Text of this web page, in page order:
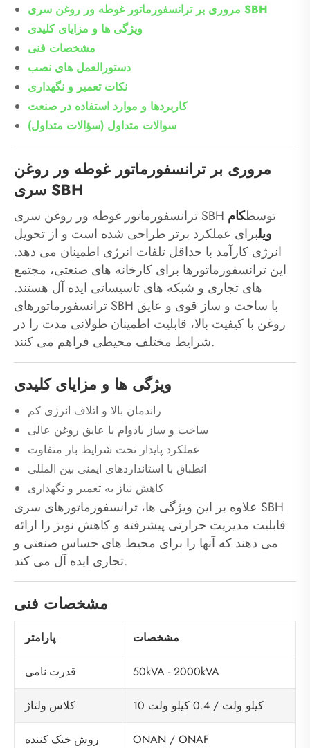
مروری بر ترانسفورماتور غوطه ور روغن سری SBH
ویژگی ها و مزایای کلیدی
مشخصات فنی
دستورالعمل های نصب
نکات تعمیر و نگهداری
کاربردها و موارد استفاده در صنعت
سوالات متداول (سؤالات متداول)
مروری بر ترانسفورماتور غوطه ور روغن
سری SBH
ترانسفورماتور غوطه ور روغن سری SBH توسطکام
ویلبرای عملکرد برتر طراحی شده است و از تحویل
انرژی کارآمد با حداقل تلفات انرژی اطمینان می دهد.
این ترانسفورماتورها برای کارخانه های صنعتی، مجتمع
های تجاری و شبکه های تاسیساتی ایده آل هستند.
ترانسفورماتورهای SBH با ساخت و ساز قوی و عایق
روغن با کیفیت بالا، قابلیت اطمینان طولانی مدت را در
شرایط مختلف محیطی فراهم می کنند.
ویژگی ها و مزایای کلیدی
راندمان بالا و اتلاف انرژی کم
ساخت و ساز بادوام با عایق روغن عالی
عملکرد پایدار تحت شرایط بار متفاوت
انطباق با استانداردهای ایمنی بین المللی
کاهش نیاز به تعمیر و نگهداری
علاوه بر این ویژگی ها، ترانسفورماتورهای سری SBH
قابلیت مدیریت حرارتی پیشرفته و کاهش نویز را ارائه
می دهند که آنها را برای محیط های حساس صنعتی و
تجاری ایده آل می کند.
مشخصات فنی
پارامتر مشخصات
قدرت نامی 50kVA - 2000kVA
کلاس ولتاژ 10 کیلو ولت / 0.4 کیلو ولت
روش خنک کننده ONAN / ONAF